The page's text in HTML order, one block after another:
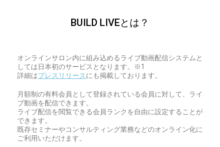
BUILD LIVEとは？
オンラインサロン内に組み込めるライブ動画配信システムと
しては日本初のサービスとなります。※1
詳細はプレスリリースにも掲載しております。
月額制の有料会員として登録されている会員に対して、ライ
ブ動画を配信できます。
ライブ配信を閲覧できる会員ランクを自由に設定することが
できます。
既存セミナーやコンサルティング業務などのオンライン化に
ご利用いただけます。